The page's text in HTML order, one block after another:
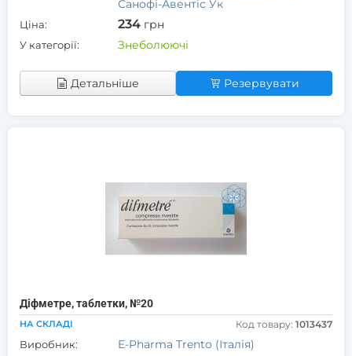
Санофі-Авентіс Ук
Ціна: 234 грн
У категорії: Знеболюючі
Детальніше Резервувати
Діфметре, таблетки, №20
НА СКЛАДІ Код товару: 1013437
Виробник: E-Pharma Trento (Італія)